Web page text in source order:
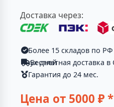
Доставка через:
Более 15 складов по РФ
Бесплатная доставка в Санкт-Петербург от 2-ух дней
Гарантия до 24 мес.
Цена от 5000 ₽ *